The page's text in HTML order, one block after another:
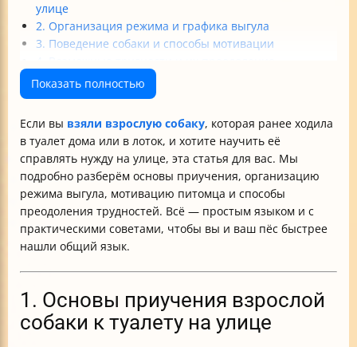
улице
2. Организация режима и графика выгула
3. Поведение собаки и способы мотивации
Итог
Показать полностью
Если вы взяли взрослую собаку, которая ранее ходила
в туалет дома или в лоток, и хотите научить её
справлять нужду на улице, эта статья для вас. Мы
подробно разберём основы приучения, организацию
режима выгула, мотивацию питомца и способы
преодоления трудностей. Всё — простым языком и с
практическими советами, чтобы вы и ваш пёс быстрее
нашли общий язык.
1. Основы приучения взрослой
собаки к туалету на улице